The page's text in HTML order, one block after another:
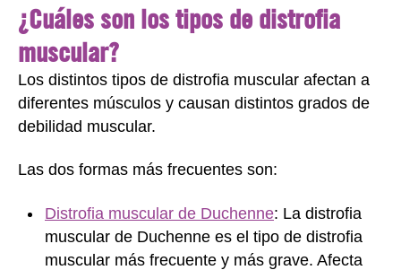
¿Cuáles son los tipos de distrofia
muscular?
Los distintos tipos de distrofia muscular afectan a
diferentes músculos y causan distintos grados de
debilidad muscular.
Las dos formas más frecuentes son:
Distrofia muscular de Duchenne: La distrofia
muscular de Duchenne es el tipo de distrofia
muscular más frecuente y más grave. Afecta